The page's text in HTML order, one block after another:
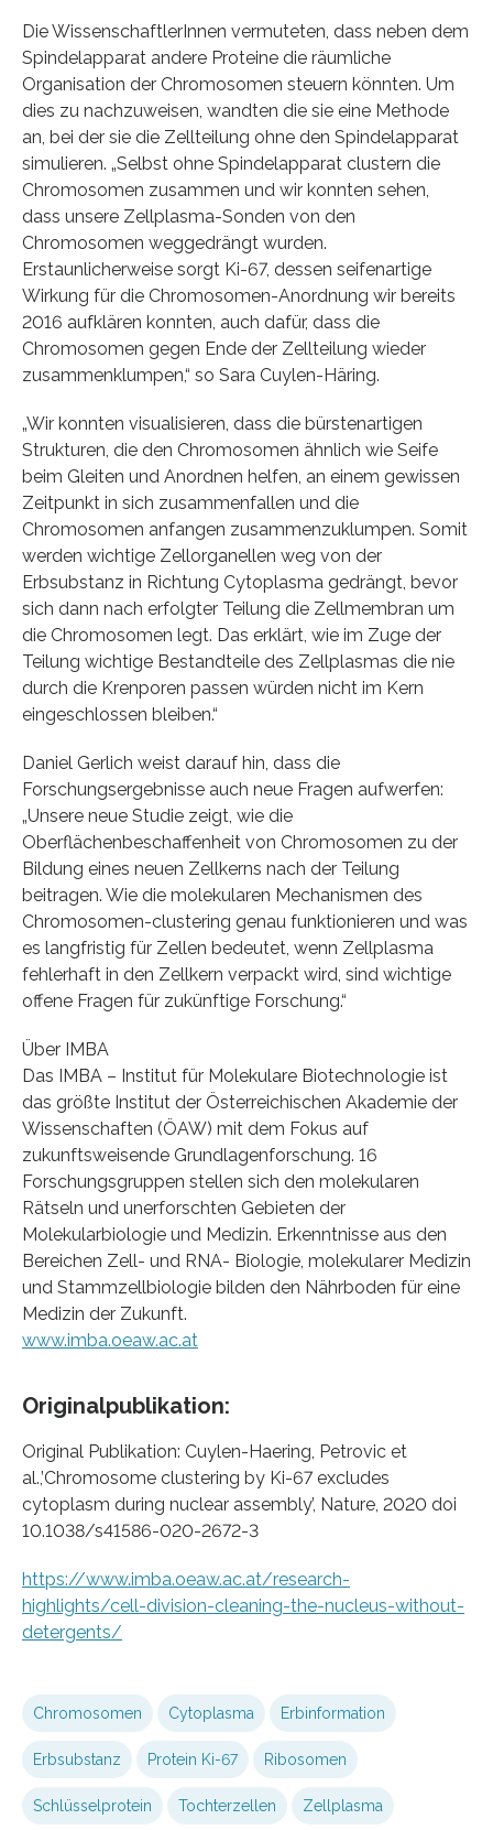
Die WissenschaftlerInnen vermuteten, dass neben dem
Spindelapparat andere Proteine die räumliche
Organisation der Chromosomen steuern könnten. Um
dies zu nachzuweisen, wandten die sie eine Methode
an, bei der sie die Zellteilung ohne den Spindelapparat
simulieren. „Selbst ohne Spindelapparat clustern die
Chromosomen zusammen und wir konnten sehen,
dass unsere Zellplasma-Sonden von den
Chromosomen weggedrängt wurden.
Erstaunlicherweise sorgt Ki-67, dessen seifenartige
Wirkung für die Chromosomen-Anordnung wir bereits
2016 aufklären konnten, auch dafür, dass die
Chromosomen gegen Ende der Zellteilung wieder
zusammenklumpen,“ so Sara Cuylen-Häring.
„Wir konnten visualisieren, dass die bürstenartigen
Strukturen, die den Chromosomen ähnlich wie Seife
beim Gleiten und Anordnen helfen, an einem gewissen
Zeitpunkt in sich zusammenfallen und die
Chromosomen anfangen zusammenzuklumpen. Somit
werden wichtige Zellorganellen weg von der
Erbsubstanz in Richtung Cytoplasma gedrängt, bevor
sich dann nach erfolgter Teilung die Zellmembran um
die Chromosomen legt. Das erklärt, wie im Zuge der
Teilung wichtige Bestandteile des Zellplasmas die nie
durch die Krenporen passen würden nicht im Kern
eingeschlossen bleiben.“
Daniel Gerlich weist darauf hin, dass die
Forschungsergebnisse auch neue Fragen aufwerfen:
„Unsere neue Studie zeigt, wie die
Oberflächenbeschaffenheit von Chromosomen zu der
Bildung eines neuen Zellkerns nach der Teilung
beitragen. Wie die molekularen Mechanismen des
Chromosomen-clustering genau funktionieren und was
es langfristig für Zellen bedeutet, wenn Zellplasma
fehlerhaft in den Zellkern verpackt wird, sind wichtige
offene Fragen für zukünftige Forschung.“
Über IMBA
Das IMBA – Institut für Molekulare Biotechnologie ist
das größte Institut der Österreichischen Akademie der
Wissenschaften (ÖAW) mit dem Fokus auf
zukunftsweisende Grundlagenforschung. 16
Forschungsgruppen stellen sich den molekularen
Rätseln und unerforschten Gebieten der
Molekularbiologie und Medizin. Erkenntnisse aus den
Bereichen Zell- und RNA- Biologie, molekularer Medizin
und Stammzellbiologie bilden den Nährboden für eine
Medizin der Zukunft.
www.imba.oeaw.ac.at
Originalpublikation:
Original Publikation: Cuylen-Haering, Petrovic et
al.,’Chromosome clustering by Ki-67 excludes
cytoplasm during nuclear assembly’, Nature, 2020 doi
10.1038/s41586-020-2672-3
https://www.imba.oeaw.ac.at/research-
highlights/cell-division-cleaning-the-nucleus-without-
detergents/
Chromosomen Cytoplasma Erbinformation
Erbsubstanz Protein Ki-67 Ribosomen
Schlüsselprotein Tochterzellen Zellplasma